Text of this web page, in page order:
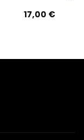
17,00 €